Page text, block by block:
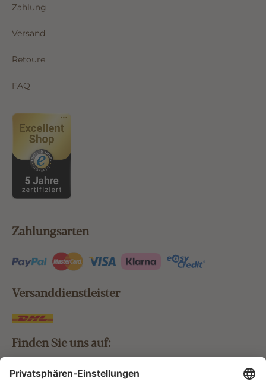
Zahlung
Versand
Retoure
FAQ
Zahlungsarten
Versanddienstleister
Finden Sie uns auf: